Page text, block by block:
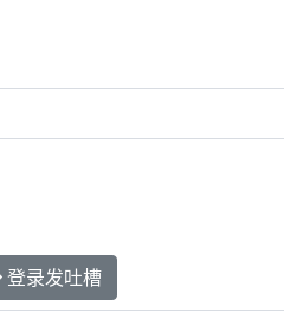
登录发吐槽